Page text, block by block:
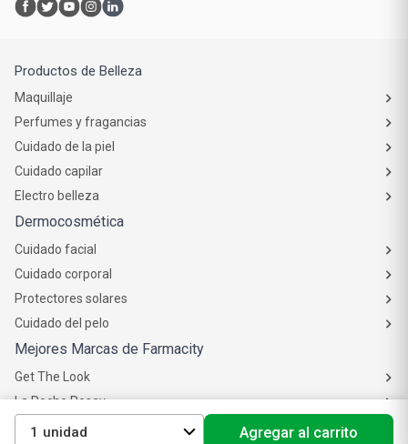
1 Agregar al carrito
Productos de Belleza
Maquillaje
Perfumes y fragancias
Cuidado de la piel
Cuidado capilar
Electro belleza
Dermocosmética
Cuidado facial
Cuidado corporal
Protectores solares
Cuidado del pelo
Mejores Marcas de Farmacity
Get The Look
La Roche Posay
Vichy